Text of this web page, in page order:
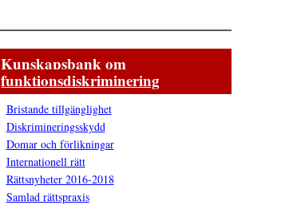
Kunskapsbank om
funktionsdiskriminering
Bristande tillgänglighet
Diskrimineringsskydd
Domar och förlikningar
Internationell rätt
Rättsnyheter 2016-2018
Samlad rättspraxis